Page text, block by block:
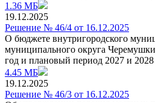
1.36 МБ
19.12.2025
Решение № 46/4 от 16.12.2025
О бюджете внутригородского
муниципального округа
год и плановый период 2027 и 2028
4.45 МБ
19.12.2025
Решение № 46/3 от 16.12.2025